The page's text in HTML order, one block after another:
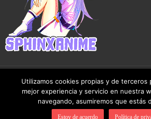
Copyright © 2015-2026 SphinxAnime - Este sitio no
servidores, solo comparte contenido de dominio
Utilizamos cookies propias y de terceros
mejor experiencia y servicio en nuestra
navegando, asumiremos que estás
Estoy de acuerdo Política de